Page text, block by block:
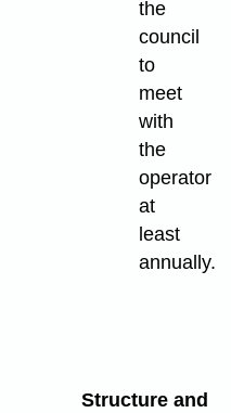
the
council
to
meet
with
the
operator
at
least
annually.
Structure and